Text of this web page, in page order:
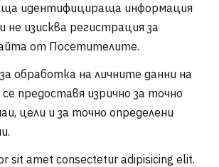
идентифицираща информация
изисква регистрация за
от Посетителите.
обработка на личните данни на
предоставя изрично за точно
цели и за точно определени
sit amet consectetur adipisicing elit.